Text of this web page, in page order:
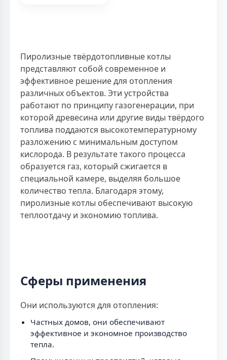
Пиролизные твёрдотопливные котлы
представляют собой современное и
эффективное решение для отопления
различных объектов. Эти устройства
работают по принципу газогенерации, при
которой древесина или другие виды твёрдого
топлива поддаются высокотемпературному
разложению с минимальным доступом
кислорода. В результате такого процесса
образуется газ, который сжигается в
специальной камере, выделяя большое
количество тепла. Благодаря этому,
пиролизные котлы обеспечивают высокую
теплоотдачу и экономию топлива.
Сферы применения
Они используются для отопления:
Частных домов, они обеспечивают
эффективное и экономное производство
тепла.